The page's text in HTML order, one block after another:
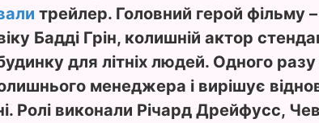
трейлер. Головний герой фільму –
Бадді Грін, колишній актор
для літніх людей. Одного разу
менеджера і вирішує
Ролі виконали Річард Дрейфусс,